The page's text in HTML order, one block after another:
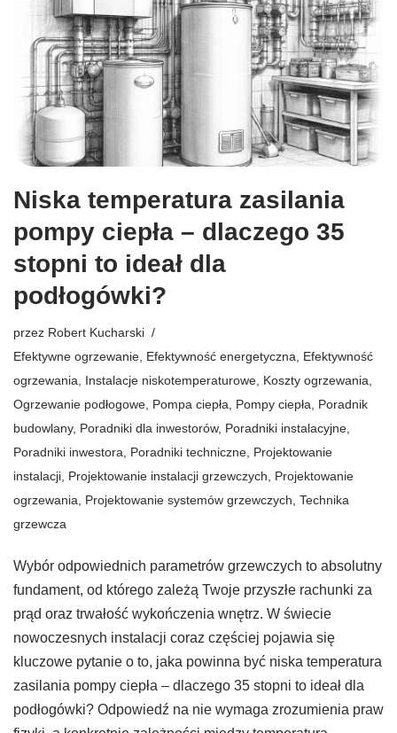
Niska temperatura zasilania
pompy ciepła – dlaczego 35
stopni to ideał dla
podłogówki?
przez Robert Kucharski
Efektywne ogrzewanie Efektywność energetyczna
Efektywność
ogrzewania
Instalacje niskotemperaturowe Koszty ogrzewania
Ogrzewanie podłogowe Pompa ciepła Pompy ciepła
Poradnik
budowlany, Poradniki dla inwestorów, Poradniki instalacyjne
Poradniki inwestora
Poradniki techniczne Projektowanie
instalacji Projektowanie instalacji grzewczych
Projektowanie
ogrzewania
Projektowanie systemów grzewczych Technika
grzewcza
Wybór odpowiednich parametrów grzewczych to absolutny
fundament, od którego zależą Twoje przyszłe rachunki za
prąd oraz trwałość wykończenia wnętrz. W świecie
nowoczesnych instalacji coraz częściej pojawia się
kluczowe pytanie o to, jaka powinna być niska temperatura
zasilania pompy ciepła – dlaczego 35 stopni to ideał dla
podłogówki? Odpowiedź na nie wymaga zrozumienia praw